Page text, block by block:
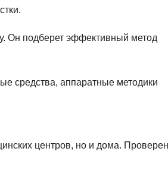
Он подберет эффективный метод
центров, но и дома.